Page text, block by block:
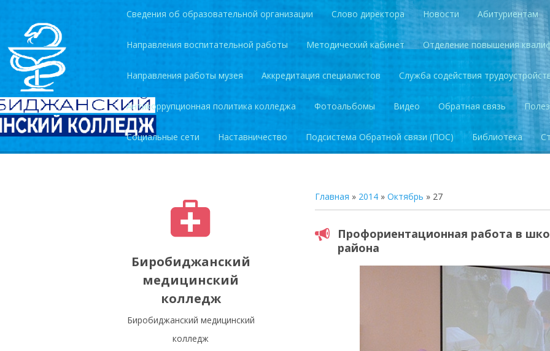
Сведения об образовательной организации Слово директора Новости Абитуриентам
Направления воспитательной работы Методический кабинет Отделение повышения
Направления работы музея Аккредитация специалистов Служба содействия
Антикоррупционная политика колледжа Фотоальбомы Видео Обратная связь
Социальные сети Наставничество Подсистема Обратной связи (ПОС) Библиотека
Биробиджанский
медицинский
колледж
Биробиджанский медицинский
колледж
Главная » 2014 » Октябрь » 27
Профориентационная работа в
района